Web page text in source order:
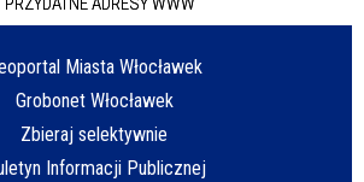
Miasta Włocławek
Grobonet Włocławek
Zbieraj selektywnie
Informacji Publicznej